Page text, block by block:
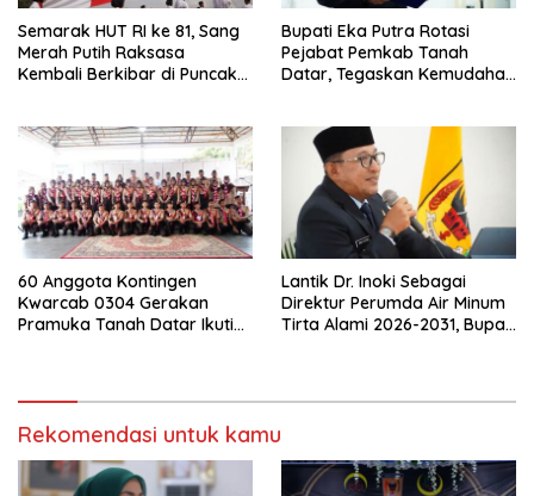
Semarak HUT RI ke 81, Sang
Merah Putih Raksasa
Kembali Berkibar di Puncak
Bupati Eka Putra Rotasi
Pejabat Pemkab Tanah
Datar, Tegaskan Kemudahan
60 Anggota Kontingen
Kwarcab 0304 Gerakan
Pramuka Tanah Datar Ikuti
Lantik Dr. Inoki Sebagai
Direktur Perumda Air Minum
Tirta Alami 2026-2031, Bupati
Visi dan Misi
Rekomendasi untuk kamu